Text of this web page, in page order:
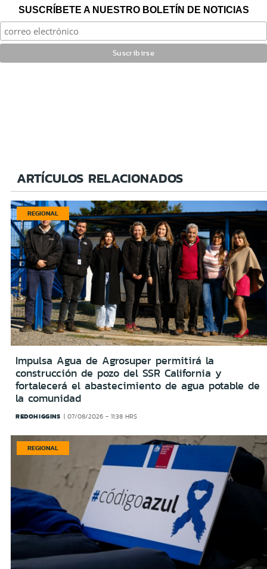
SUSCRÍBETE A NUESTRO BOLETÍN DE NOTICIAS
ARTÍCULOS RELACIONADOS
REGIONAL
Impulsa Agua de Agrosuper permitirá la
construcción de pozo del SSR California y
fortalecerá el abastecimiento de agua potable de
la comunidad
REDOHIGGINS 07/08/2026 - 11:38 HRS
REGIONAL